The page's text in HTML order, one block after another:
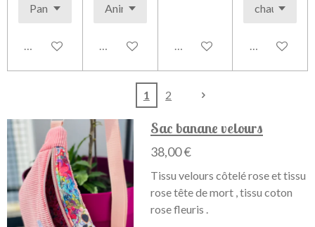
Voir les détails Voir les détails Voir les détails Voir les
1 2
Sac banane velours
38,00 €
Tissu velours côtelé rose et tissu
rose tête de mort , tissu coton
rose fleuris .